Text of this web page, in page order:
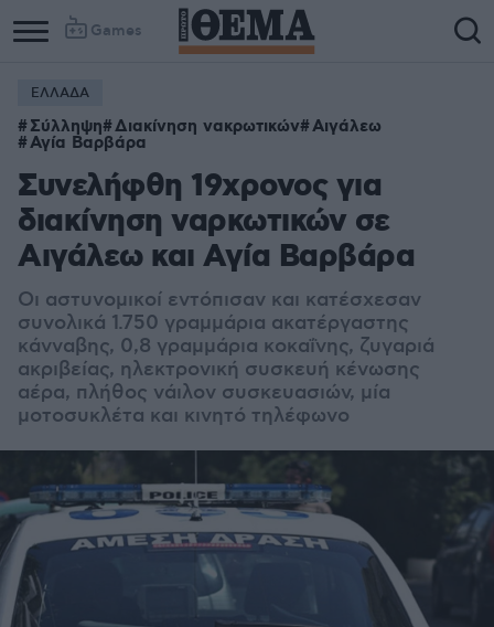
Games
ΕΛΛΑΔΑ
Σύλληψη Διακίνηση νακρωτικών Αιγάλεω
Αγία Βαρβάρα
Συνελήφθη 19χρονος για
διακίνηση ναρκωτικών σε
Αιγάλεω και Αγία Βαρβάρα
Οι αστυνομικοί εντόπισαν και κατέσχεσαν
συνολικά 1.750 γραμμάρια ακατέργαστης
κάνναβης, 0,8 γραμμάρια κοκαΐνης, ζυγαριά
ακριβείας, ηλεκτρονική συσκευή κένωσης
αέρα, πλήθος νάιλον συσκευασιών, μία
μοτοσυκλέτα και κινητό τηλέφωνο